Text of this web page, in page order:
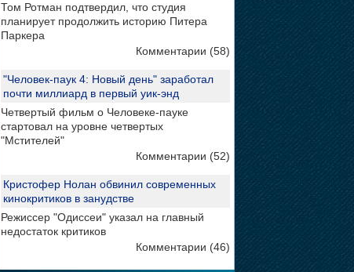
Том Ротман подтвердил, что студия
планирует продолжить историю Питера
Паркера
Комментарии (58)
"Человек-паук 4: Новый день" заработал
почти миллиард в первый уик-энд
Четвертый фильм о Человеке-пауке
стартовал на уровне четвертых
"Мстителей"
Комментарии (52)
Кристофер Нолан обвинил современных
кинокритиков в занудстве
Режиссер "Одиссеи" указал на главный
недостаток критиков
Комментарии (46)